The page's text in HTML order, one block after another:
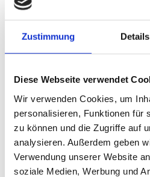
Zustimmung Details
Diese Webseite verwendet
Wir verwenden Cookies, um
personalisieren, Funktionen für
zu können und die Zugriffe auf
analysieren. Außerdem geben
Verwendung unserer Website
soziale Medien, Werbung und
READ
Aneignung
Leave A Reply